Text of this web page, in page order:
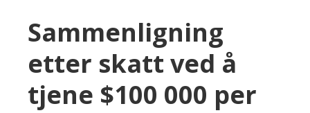
Sammenligning
etter skatt ved å
tjene $100 000 per